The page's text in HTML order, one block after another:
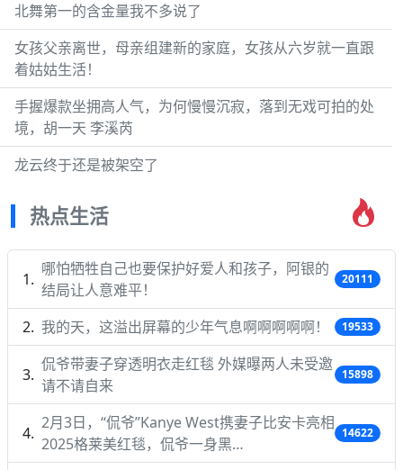
北舞第一的含金量我不多说了
女孩父亲离世，母亲组建新的家庭，女孩从六岁就一直跟
着姑姑生活！
手握爆款坐拥高人气，为何慢慢沉寂，落到无戏可拍的处
境，胡一天 李溪芮
龙云终于还是被架空了
热点生活
哪怕牺牲自己也要保护好爱人和孩子，阿银的
结局让人意难平！
20111
我的天，这溢出屏幕的少年气息啊啊啊啊啊！ 19533
侃爷带妻子穿透明衣走红毯 外媒曝两人未受邀
请不请自来
15898
2月3日，“侃爷”Kanye West携妻子比安卡亮相
2025格莱美红毯，侃爷一身黑…
14622